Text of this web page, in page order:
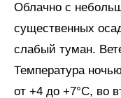
Облачно с
существенных
слабый туман.
Температура
от +4 до +7°C, во